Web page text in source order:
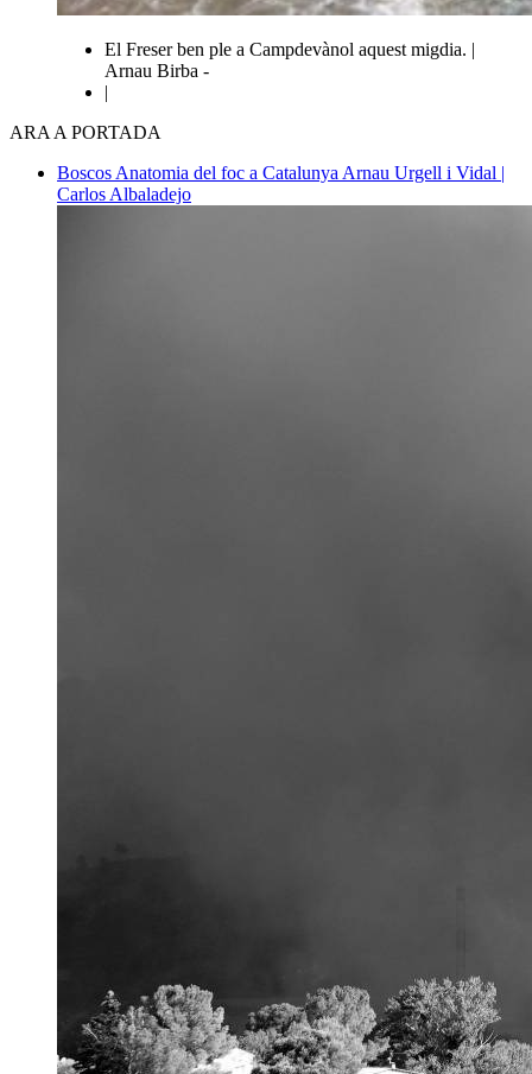
El Freser ben ple a Campdevànol aquest migdia. |
Arnau Birba -
|
ARA A PORTADA
Boscos Anatomia del foc a Catalunya Arnau Urgell i Vidal |
Carlos Albaladejo